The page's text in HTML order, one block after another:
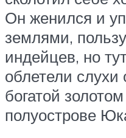
Он женился и
землями,
индейцев, но
облетели слухи
богатой
полуострове